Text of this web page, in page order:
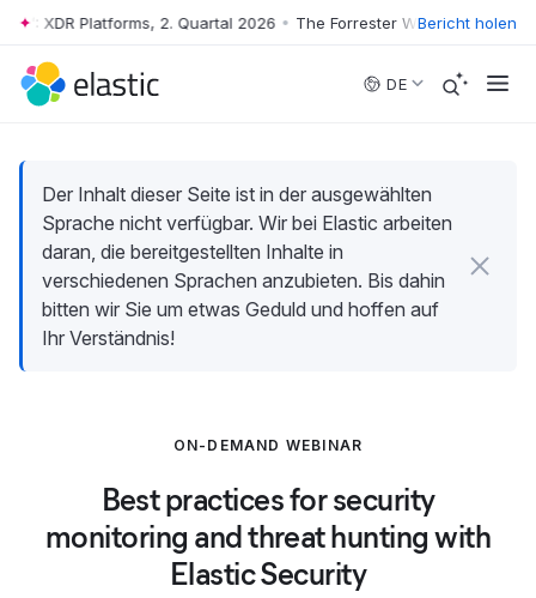
Skip to main content
XDR Platforms, 2. Quartal 2026 • The Forrester Wave™: XDR
Bericht holen
DE
Der Inhalt dieser Seite ist in der ausgewählten
Sprache nicht verfügbar. Wir bei Elastic arbeiten
daran, die bereitgestellten Inhalte in
verschiedenen Sprachen anzubieten. Bis dahin
bitten wir Sie um etwas Geduld und hoffen auf
Ihr Verständnis!
ON-DEMAND WEBINAR
Best practices for security
monitoring and threat hunting with
Elastic Security